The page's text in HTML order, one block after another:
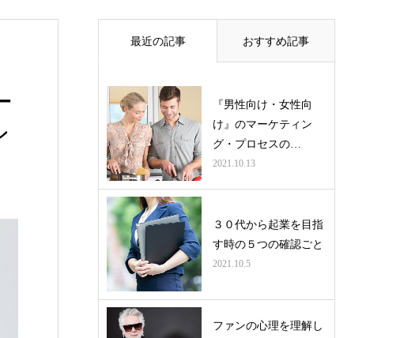
最近の記事 おすすめ記事
『男性向け・女性向
け』のマーケティン
グ・プロセスの…
2021.10.13
３０代から起業を目指
す時の５つの確認ごと
2021.10.5
ファンの心理を理解し